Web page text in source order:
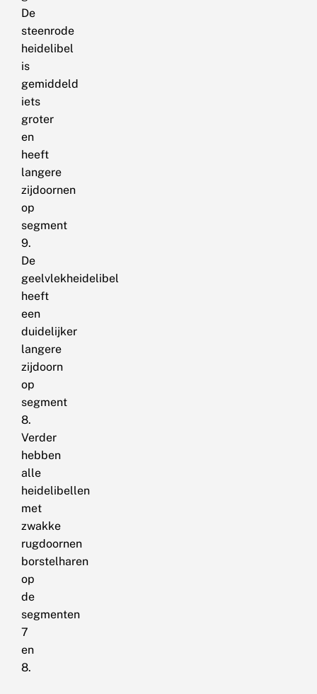
De
steenrode
heidelibel
is
gemiddeld
iets
groter
en
heeft
langere
zijdoornen
op
segment
9.
De
geelvlekheidelibel
heeft
een
duidelijker
langere
zijdoorn
op
segment
8.
Verder
hebben
alle
heidelibellen
met
zwakke
rugdoornen
borstelharen
op
de
segmenten
7
en
8.